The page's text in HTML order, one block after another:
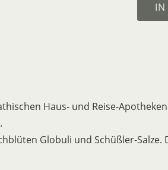
IN
Haus- und Reise-
Globuli und Schüßler-Salze.